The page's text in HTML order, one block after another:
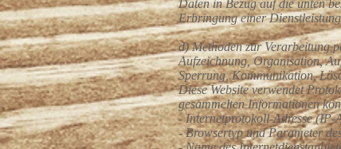
Daten in Bezug auf die unten
Erbringung einer
d) Methoden zur Verarbeitung
Aufzeichnung, Organisation,
Sperrung, Kommunikation,
Diese Website verwendet
gesammelten Informationen
- Internetprotokoll-Adresse (IP-
- Browsertyp und Parameter